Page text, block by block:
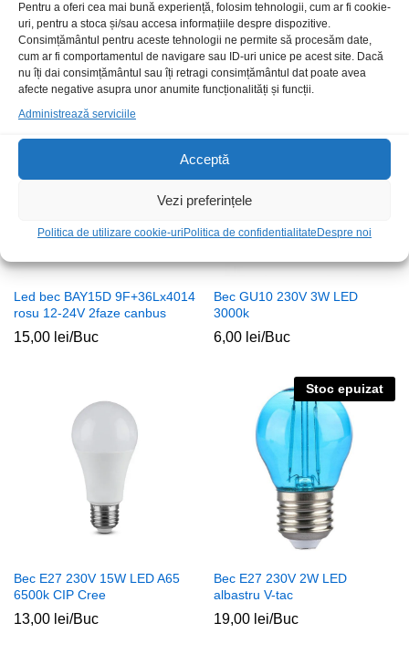
Pentru a oferi cea mai bună experiență, folosim tehnologii, cum ar fi cookie-
uri, pentru a stoca și/sau accesa informațiile despre dispozitive.
Consimțământul pentru aceste tehnologii ne permite să procesăm date,
cum ar fi comportamentul de navigare sau ID-uri unice pe acest site. Dacă
nu îți dai consimțământul sau îți retragi consimțământul dat poate avea
afecte negative asupra unor anumite funcționalități și funcții.
Administrează serviciile
Acceptă
Vezi preferințele
Politica de utilizare cookie-uri Politica de confidentialitate Despre noi
Bec G4 12V 1.5W LED 6400K
CIP Samsung
20,00lei/Buc
Bec GY6.35 24V 50W halogen
clar
10,00lei/Buc
Led bec BAY15D 9F+36Lx4014
rosu 12-24V 2faze canbus
15,00 lei/Buc
Bec GU10 230V 3W LED
3000k
6,00 lei/Buc
Bec E27 230V 15W LED A65
6500k CIP Cree
13,00 lei/Buc
Stoc epuizat
Bec E27 230V 2W LED
albastru V-tac
19,00 lei/Buc